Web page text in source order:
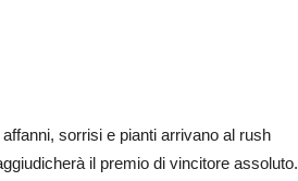
sorrisi e pianti arrivano al rush
il premio di vincitore assoluto.